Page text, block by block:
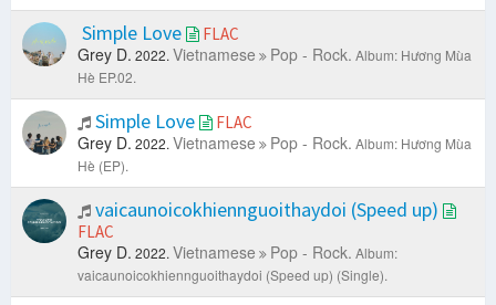
Simple Love FLAC
Grey D. 2022. Vietnamese Pop - Rock. Album: Hương Mùa
Hè EP.02.
Simple Love FLAC
Grey D. 2022. Vietnamese Pop - Rock. Album: Hương Mùa
Hè (EP).
vaicaunoicokhiennguoithaydoi (Speed up)
FLAC
Grey D. 2022. Vietnamese Pop - Rock. Album:
vaicaunoicokhiennguoithaydoi (Speed up) (Single).